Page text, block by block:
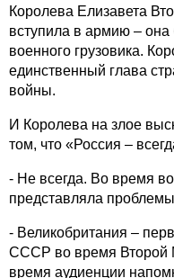
Королева Елизавета
вступила в армию –
военного грузовика.
единственный глава
войны.
И Королева на злое
том, что «Россия –
- Не всегда. Во время
представляла
- Великобритания –
СССР во время Второй
время аудиенции